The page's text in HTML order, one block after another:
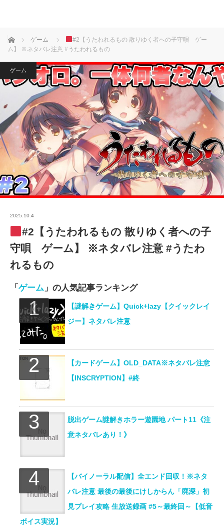
ホーム ゲーム
#2【うたわれるもの 散りゆく者への子守唄 ゲー
ム】 ※ネタバレ注意 #うたわれるもの
ゲーム
2025.10.4
#2【うたわれるもの 散りゆく者への子
守唄 ゲーム】 ※ネタバレ注意 #うたわ
れるもの
「 ゲーム 」の人気記事ランキング
【謎解きゲーム】Quick+lazy【クイックレイ
ジー】ネタバレ注意
【カードゲーム】OLD_DATA※ネタバレ注意
【INSCRYPTION】#終
脱出ゲーム謎解きホラー遊園地 パート11《注
意ネタバレあり！》
【バイノーラル配信】全エンド回収！※ネタ
バレ注意 最後の最後にけしからん「廃深」初
見プレイ攻略 生放送録画 #5～最終回～【低音
ボイス実況】